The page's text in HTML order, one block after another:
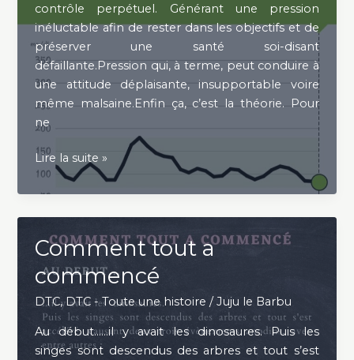
contrôle perpétuel. Générant une pression
inéluctable afin de rester dans les objectifs et de
préserver une santé soi-disant
défaillante.Pression qui, à terme, peut conduire à
une attitude déplaisante, insupportable voire
même malsaine.Enfin ça, c’est la théorie. Pour
ne
La
Règle
d’Or
Lire la suite »
Comment tout a
commencé
DTC,DTC - Toute une histoire /Juju le Barbu
Au début……il y avait les dinosaures. Puis les
singes sont descendus des arbres et tout s’est